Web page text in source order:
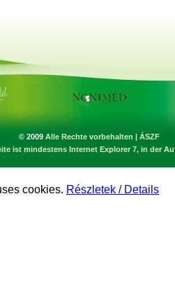
© 2009 Alle Rechte vorbehalten | ÁSZF
ist mindestens Internet Explorer 7, in der
cookies. Részletek / Details